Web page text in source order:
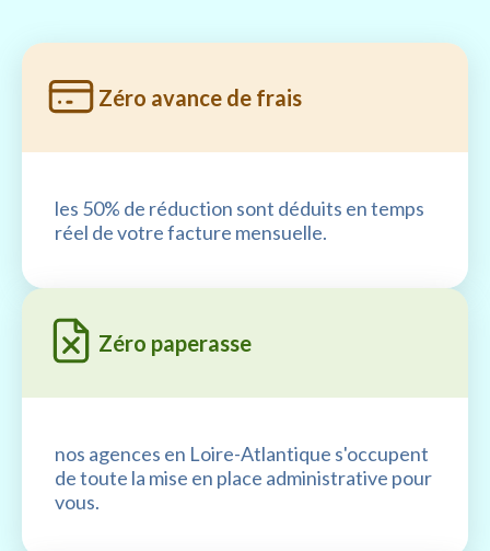
Zéro avance de frais
les 50% de réduction sont déduits en temps
réel de votre facture mensuelle.
Zéro paperasse
nos agences en Loire-Atlantique s'occupent
de toute la mise en place administrative pour
vous.